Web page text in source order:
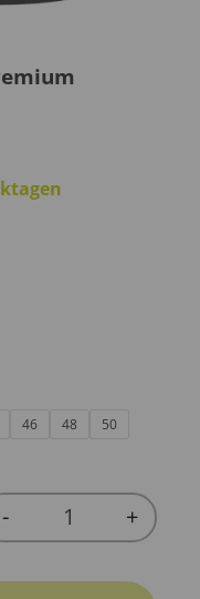
46 48
50
Quantity
- +